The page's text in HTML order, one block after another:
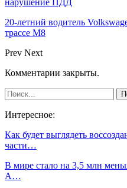
20-летний водитель
трассе М8
Prev Next
Комментарии закрыты.
Интересное:
Как будет выглядеть
части…
В мире стало на 3,5 млн
А…